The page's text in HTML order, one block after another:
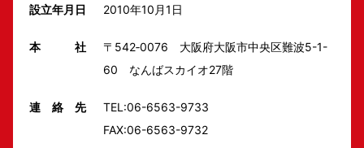
設立年月日 2010年10月1日
本 社
〒542‐0076 大阪府大阪市中央区難波5-1-
60 なんばスカイオ27階
連 絡 先
TEL:06-6563-9733
FAX:06-6563-9732